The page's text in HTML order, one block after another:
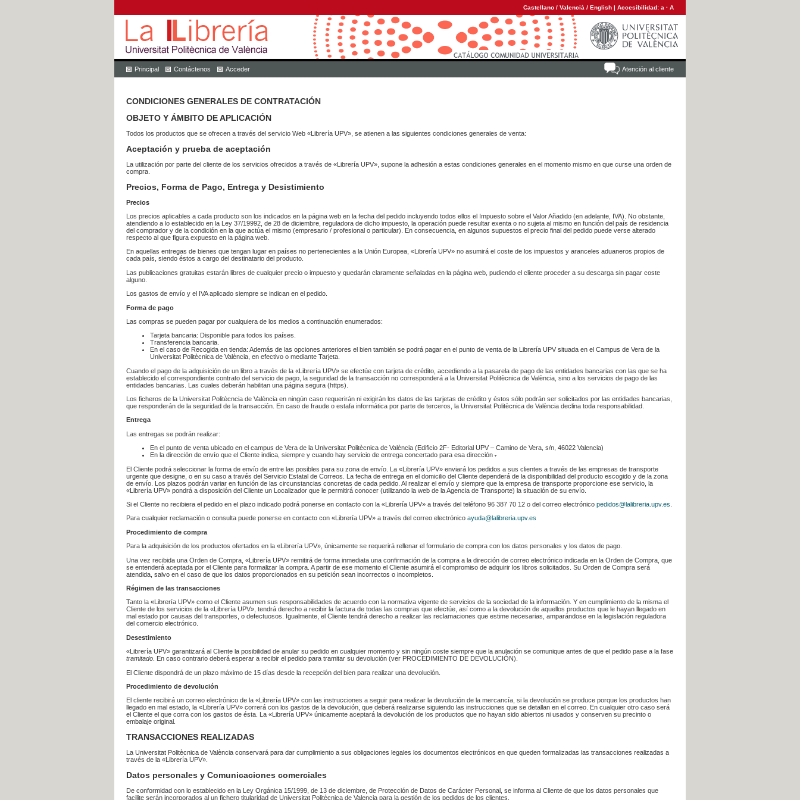
Castellano / Valencià / English | Accesibilidad: a · A
Atención al cliente
Principal Contáctenos Acceder
CONDICIONES GENERALES DE CONTRATACIÓN
OBJETO Y ÁMBITO DE APLICACIÓN
Todos los productos que se ofrecen a través del servicio Web «Librería UPV», se atienen a las siguientes condiciones generales de venta:
Aceptación y prueba de aceptación
La utilización por parte del cliente de los servicios ofrecidos a través de «Librería UPV», supone la adhesión a estas condiciones generales en el momento mismo en que curse una orden de
compra.
Precios, Forma de Pago, Entrega y Desistimiento
Precios
Los precios aplicables a cada producto son los indicados en la página web en la fecha del pedido incluyendo todos ellos el Impuesto sobre el Valor Añadido (en adelante, IVA). No obstante,
atendiendo a lo establecido en la Ley 37/19992, de 28 de diciembre, reguladora de dicho impuesto, la operación puede resultar exenta o no sujeta al mismo en función del país de residencia
del comprador y de la condición en la que actúa el mismo (empresario / profesional o particular). En consecuencia, en algunos supuestos el precio final del pedido puede verse alterado
respecto al que figura expuesto en la página web.
En aquellas entregas de bienes que tengan lugar en países no pertenecientes a la Unión Europea, «Librería UPV» no asumirá el coste de los impuestos y aranceles aduaneros propios de
cada país, siendo éstos a cargo del destinatario del producto.
Las publicaciones gratuitas estarán libres de cualquier precio o impuesto y quedarán claramente señaladas en la página web, pudiendo el cliente proceder a su descarga sin pagar coste
alguno.
Los gastos de envío y el IVA aplicado siempre se indican en el pedido.
Forma de pago
Las compras se pueden pagar por cualquiera de los medios a continuación enumerados:
Tarjeta bancaria: Disponible para todos los países.
Transferencia bancaria.
En el caso de Recogida en tienda: Además de las opciones anteriores el bien también se podrá pagar en el punto de venta de la Librería UPV situada en el Campus de Vera de la
Universitat Politècnica de València, en efectivo o mediante Tarjeta.
Cuando el pago de la adquisición de un libro a través de la «Librería UPV» se efectúe con tarjeta de crédito, accediendo a la pasarela de pago de las entidades bancarias con las que se ha
establecido el correspondiente contrato del servicio de pago, la seguridad de la transacción no corresponderá a la Universitat Politècnica de València, sino a los servicios de pago de las
entidades bancarias. Las cuales deberán habilitan una página segura (https).
Los ficheros de la Universitat Politècncia de València en ningún caso requerirán ni exigirán los datos de las tarjetas de crédito y éstos sólo podrán ser solicitados por las entidades bancarias,
que responderán de la seguridad de la transacción. En caso de fraude o estafa informática por parte de terceros, la Universitat Politècnica de València declina toda responsabilidad.
Entrega
Las entregas se podrán realizar:
En el punto de venta ubicado en el campus de Vera de la Universitat Politècnica de València (Edificio 2F- Editorial UPV – Camino de Vera, s/n, 46022 Valencia)
En la dirección de envío que el Cliente indica, siempre y cuando hay servicio de entrega concertado para esa dirección .
El Cliente podrá seleccionar la forma de envío de entre las posibles para su zona de envío. La «Librería UPV» enviará los pedidos a sus clientes a través de las empresas de transporte
urgente que designe, o en su caso a través del Servicio Estatal de Correos. La fecha de entrega en el domicilio del Cliente dependerá de la disponibilidad del producto escogido y de la zona
de envío. Los plazos podrán variar en función de las circunstancias concretas de cada pedido. Al realizar el envío y siempre que la empresa de transporte proporcione ese servicio, la
«Librería UPV» pondrá a disposición del Cliente un Localizador que le permitirá conocer (utilizando la web de la Agencia de Transporte) la situación de su envío.
Si el Cliente no recibiera el pedido en el plazo indicado podrá ponerse en contacto con la «Librería UPV» a través del teléfono 96 387 70 12 o del correo electrónico pedidos@lalibreria.upv.es
Para cualquier reclamación o consulta puede ponerse en contacto con «Librería UPV» a través del correo electrónico ayuda@lalibreria.upv.es
Procedimiento de compra
Para la adquisición de los productos ofertados en la «Librería UPV», únicamente se requerirá rellenar el formulario de compra con los datos personales y los datos de pago.
Una vez recibida una Orden de Compra, «Librería UPV» remitirá de forma inmediata una confirmación de la compra a la dirección de correo electrónico indicada en la Orden de Compra, que
se entenderá aceptada por el Cliente para formalizar la compra. A partir de ese momento el Cliente asumirá el compromiso de adquirir los libros solicitados. Su Orden de Compra será
atendida, salvo en el caso de que los datos proporcionados en su petición sean incorrectos o incompletos.
Régimen de las transacciones
Tanto la «Librería UPV» como el Cliente asumen sus responsabilidades de acuerdo con la normativa vigente de servicios de la sociedad de la información. Y en cumplimiento de la misma el
Cliente de los servicios de la «Librería UPV», tendrá derecho a recibir la factura de todas las compras que efectúe, así como a la devolución de aquellos productos que le hayan llegado en
mal estado por causas del transportes, o defectuosos. Igualmente, el Cliente tendrá derecho a realizar las reclamaciones que estime necesarias, amparándose en la legislación reguladora
del comercio electrónico.
Desestimiento
«Librería UPV» garantizará al Cliente la posibilidad de anular su pedido en cualquier momento y sin ningún coste siempre que la anulación se comunique antes de que el pedido pase a la fase
tramitado . En caso contrario deberá esperar a recibir el pedido para tramitar su devolución (ver PROCEDIMIENTO DE DEVOLUCIÓN).
El Cliente dispondrá de un plazo máximo de 15 días desde la recepción del bien para realizar una devolución.
Procedimiento de devolución
El cliente recibirá un correo electrónico de la «Librería UPV» con las instrucciones a seguir para realizar la devolución de la mercancía, si la devolución se produce porque los productos han
llegado en mal estado, la «Librería UPV» correrá con los gastos de la devolución, que deberá realizarse siguiendo las instrucciones que se detallan en el correo. En cualquier otro caso será
el Cliente el que corra con los gastos de ésta. La «Librería UPV» únicamente aceptará la devolución de los productos que no hayan sido abiertos ni usados y conserven su precinto o
embalaje original.
TRANSACCIONES REALIZADAS
La Universitat Politècnica de València conservará para dar cumplimiento a sus obligaciones legales los documentos electrónicos en que queden formalizadas las transacciones realizadas a
través de la «Librería UPV».
Datos personales y Comunicaciones comerciales
De conformidad con lo establecido en la Ley Orgánica 15/1999, de 13 de diciembre, de Protección de Datos de Carácter Personal, se informa al Cliente de que los datos personales que
facilite serán incorporados al un fichero titularidad de Universitat Politècnica de Valencia para la gestión de los pedidos de los clientes.